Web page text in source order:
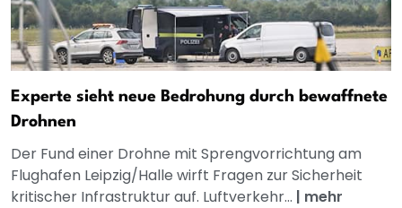
Experte sieht neue Bedrohung durch bewaffnete
Drohnen
Der Fund einer Drohne mit Sprengvorrichtung am
Flughafen Leipzig/Halle wirft Fragen zur Sicherheit
kritischer Infrastruktur auf. Luftverkehr... | mehr